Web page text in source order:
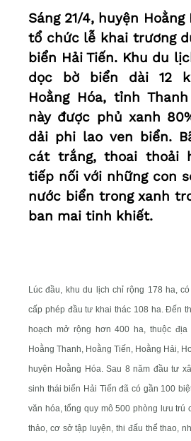
Sáng 21/4, huyện
tổ chức lễ khai trương
biển Hải Tiến. Khu du
dọc bờ biển dài 12
Hoằng Hóa, tỉnh
này được phủ xanh
dải phi lao ven biển.
cát trắng, thoai thoải
tiếp nối với những con
nước biển trong xanh
ban mai tinh khiết.
Lúc đầu, khu du lịch chỉ rộng 178 ha,
cấp phép đầu tư khai thác 108 ha. Đến
hoạch mở rộng hơn 400 ha, thuộc
Hoằng Thanh, Hoằng Tiến, Hoằng Hải,
huyện Hoằng Hóa. Sau 8 năm đầu tư
sinh thái biển Hải Tiến đã có gần 100
văn hóa, tổng quy mô 500 phòng lưu trú
thảo, cơ sở tập luyện, thi đấu thể thao,